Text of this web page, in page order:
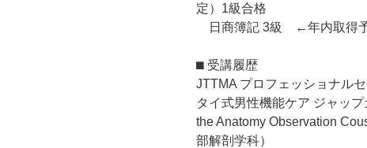
定）1級合格
日商簿記 3級 ←年内取得予
⬛︎ 受講履歴
JTTMA プロフェッショナル
タイ式男性機能ケア ジャップ
the Anatomy Observation
部解剖学科）